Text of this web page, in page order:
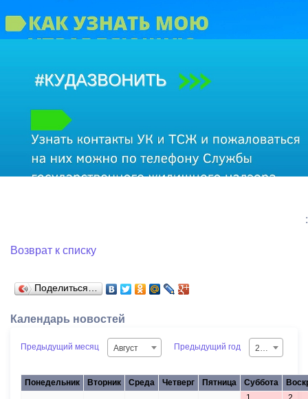
:
Возврат к списку
Поделиться…
Календарь новостей
Предыдущий месяц Август Предыдущий год 2026
Понедельник Вторник Среда Четверг Пятница Суббота